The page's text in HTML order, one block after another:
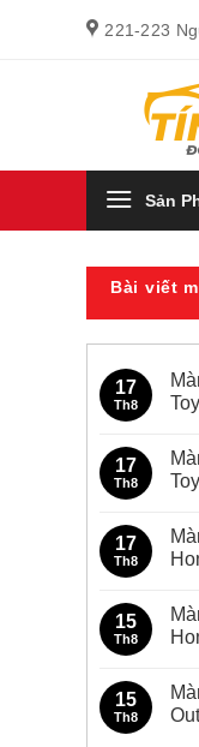
221-223
Sản
Bài viết
17
Th8
bình
luận
ở
Toyota
17
Th8
bình
luận
ở
Toyota
17
Th8
bình
luận
ở
Civic
15
Th8
bình
luận
ở
15
Th8